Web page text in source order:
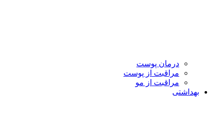
درمان پوست
مراقبت از پوست
مراقبت از مو
بهداشتی